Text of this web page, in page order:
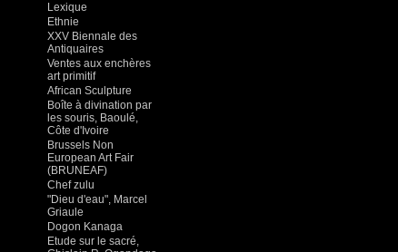
Lexique
Ethnie
XXV Biennale des
Antiquaires
Ventes aux enchères
art primitif
African Sculpture
Boîte à divination par
les souris, Baoulé,
Côte d'Ivoire
Brussels Non
European Art Fair
(BRUNEAF)
Chef zulu
"Dieu d'eau", Marcel
Griaule
Dogon Kanaga
Etude sur le sacré,